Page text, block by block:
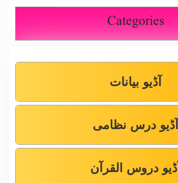
Categories
آڈیو بیانات
آڈیو درس نظامی
آڈیو دروس القرآن